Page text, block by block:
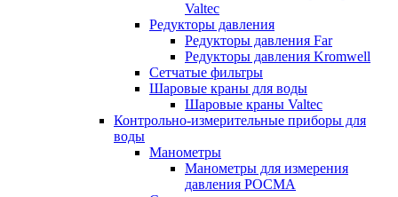
Valtec
Редукторы давления
Редукторы давления Far
Редукторы давления Kromwell
Сетчатые фильтры
Шаровые краны для воды
Шаровые краны Valtec
Контрольно-измерительные приборы для
воды
Манометры
Манометры для измерения
давления РОСМА